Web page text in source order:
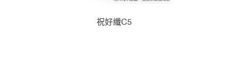
祝好纖C5